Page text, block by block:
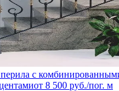
с
от 8 500 руб./пог. м